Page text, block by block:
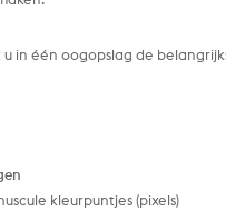
in één oogopslag de
kleurpuntjes (pixels)